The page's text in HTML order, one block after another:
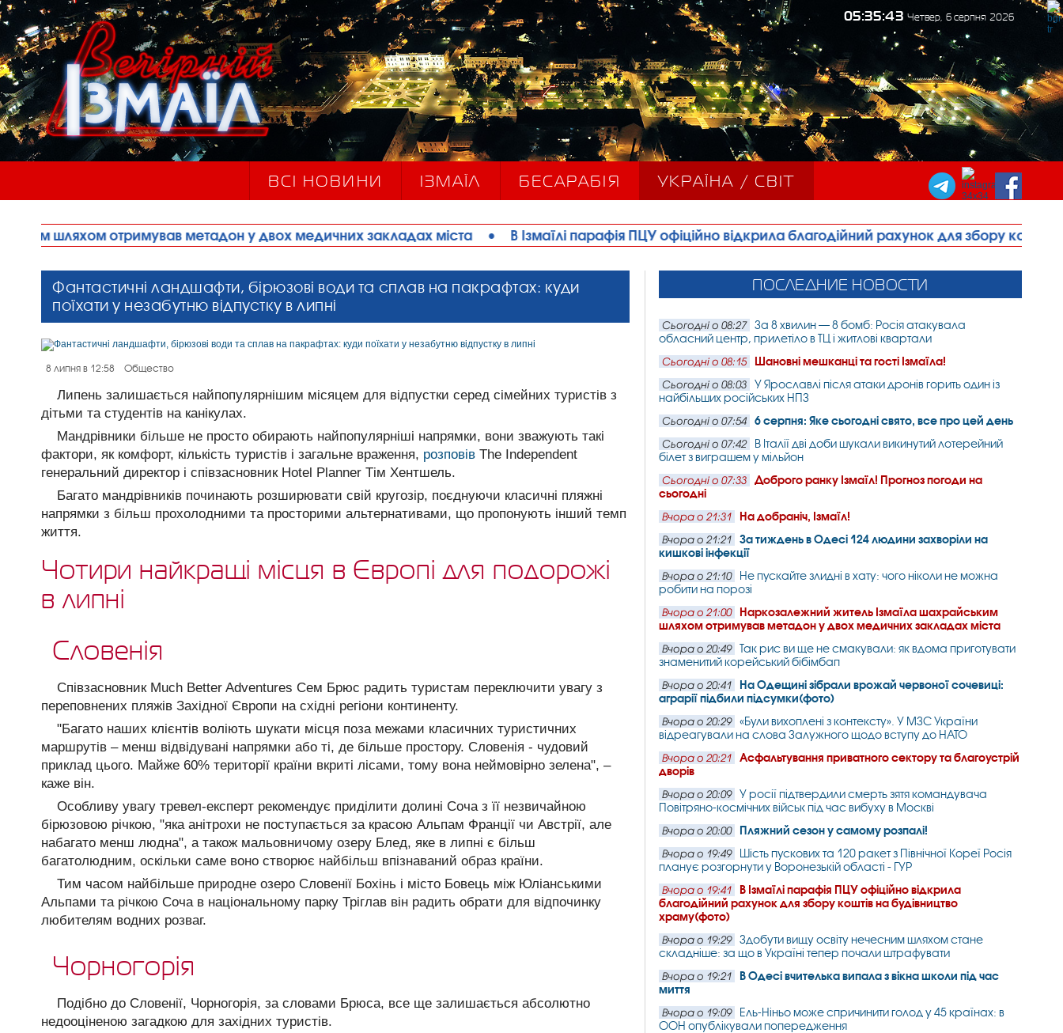
05:35:44 Четвер, 6 серпня 2026
ВСІ НОВИНИ ІЗМАЇЛ БЕСАРАБІЯ УКРАЇНА / СВІТ
метадон у двох медичних закладах міста • В Ізмаїлі парафія ПЦУ офіційно відкрила благодійний рахунок для збору коштів на
Фантастичні ландшафти, бірюзові води та сплав на пакрафтах: куди
поїхати у незабутню відпустку в липні
8 липня в 12:58 Общество
Липень залишається найпопулярнішим місяцем для відпустки серед сімейних туристів з
дітьми та студентів на канікулах.
Мандрівники більше не просто обирають найпопулярніші напрямки, вони зважують такі
фактори, як комфорт, кількість туристів і загальне враження, розповів The Independent
генеральний директор і співзасновник Hotel Planner Тім Хентшель.
Багато мандрівників починають розширювати свій кругозір, поєднуючи класичні пляжні
напрямки з більш прохолодними та просторими альтернативами, що пропонують інший темп
життя.
Чотири найкращі місця в Європі для подорожі
в липні
Словенія
Співзасновник Much Better Adventures Сем Брюс радить туристам переключити увагу з
переповнених пляжів Західної Європи на східні регіони континенту.
"Багато наших клієнтів воліють шукати місця поза межами класичних туристичних
маршрутів – менш відвідувані напрямки або ті, де більше простору. Словенія - чудовий
приклад цього. Майже 60% території країни вкриті лісами, тому вона неймовірно зелена", –
каже він.
Особливу увагу тревел-експерт рекомендує приділити долині Соча з її незвичайною
бірюзовою річкою, "яка анітрохи не поступається за красою Альпам Франції чи Австрії, але
набагато менш людна", а також мальовничому озеру Блед, яке в липні є більш
багатолюдним, оскільки саме воно створює найбільш впізнаваний образ країни.
Тим часом найбільше природне озеро Словенії Бохінь і місто Бовець між Юліанськими
Альпами та річкою Соча в національному парку Тріглав він радить обрати для відпочинку
любителям водних розваг.
Чорногорія
Подібно до Словенії, Чорногорія, за словами Брюса, все ще залишається абсолютно
недооціненою загадкою для західних туристів.
ПОСЛЕДНИЕ НОВОСТИ
Сьогодні о 08:27
За 8 хвилин — 8 бомб: Росія атакувала
обласний центр, прилетіло в ТЦ і житлові квартали
Сьогодні о 08:15 Шановні мешканці та гості Ізмаїла!
Сьогодні о 08:03
У Ярославлі після атаки дронів горить один із
найбільших російських НПЗ
Сьогодні о 07:54 6 серпня: Яке сьогодні свято, все про цей день
Сьогодні о 07:42
В Італії дві доби шукали викинутий лотерейний
білет з виграшем у мільйон
Сьогодні о 07:33
Доброго ранку Ізмаїл! Прогноз погоди на
сьогодні
Вчора о 21:31 На добраніч, Ізмаїл!
Вчора о 21:21
За тиждень в Одесі 124 людини захворіли на
кишкові інфекції
Вчора о 21:10
Не пускайте злидні в хату: чого ніколи не можна
робити на порозі
Вчора о 21:00
Наркозалежний житель Ізмаїла шахрайським
шляхом отримував метадон у двох медичних закладах міста
Вчора о 20:49
Так рис ви ще не смакували: як вдома приготувати
знаменитий корейський бібімбап
Вчора о 20:41
На Одещині зібрали врожай червоної сочевиці:
аграрії підбили підсумки(фото)
Вчора о 20:29
«Були вихоплені з контексту». У МЗС України
відреагували на слова Залужного щодо вступу до НАТО
Вчора о 20:21
Асфальтування приватного сектору та благоустрій
дворів
Вчора о 20:09
У росії підтвердили смерть зятя командувача
Повітряно-космічних військ під час вибуху в Москві
Вчора о 20:00 Пляжний сезон у самому розпалі!
Вчора о 19:49
Шість пускових та 120 ракет з Північної Кореї Росія
планує розгорнути у Воронезькій області - ГУР
Вчора о 19:41
В Ізмаїлі парафія ПЦУ офіційно відкрила
благодійний рахунок для збору коштів на будівництво
храму(фото)
Вчора о 19:29
Здобути вищу освіту нечесним шляхом стане
складніше: за що в Україні тепер почали штрафувати
Вчора о 19:21
В Одесі вчителька випала з вікна школи під час
миття
Вчора о 19:09
Ель-Ніньо може спричинити голод у 45 країнах: в
ООН опублікували попередження